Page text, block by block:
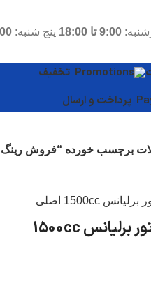
9:00 تا 18:00 پنج شنبه: 9:00
تخفیف
پرداخت و ارسال
برچسب خورده “فروش رینگ
رینگ موتور برلیانس 1500cc